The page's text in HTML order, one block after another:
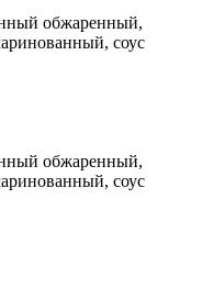
обжаренный,
соус
обжаренный,
соус